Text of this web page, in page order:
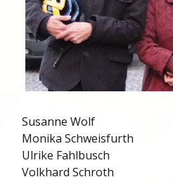
Susanne Wolf
Monika Schweisfurth
Ulrike Fahlbusch
Volkhard Schroth